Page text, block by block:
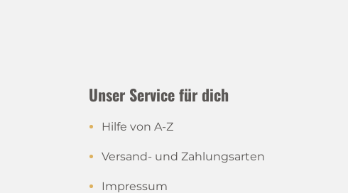
Unser Service für dich
Hilfe von A-Z
Versand- und Zahlungsarten
Impressum